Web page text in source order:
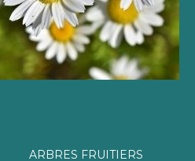
ARBRES FRUITIERS